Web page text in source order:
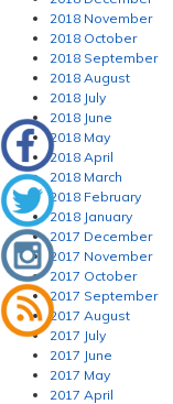
2018 November
2018 October
2018 September
2018 August
2018 July
2018 June
2018 May
2018 April
2018 March
2018 February
2018 January
2017 December
2017 November
2017 October
2017 September
2017 August
2017 July
2017 June
2017 May
2017 April